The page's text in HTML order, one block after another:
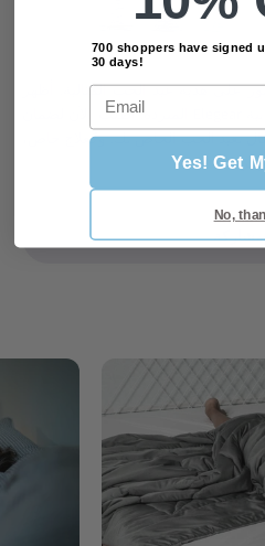
على هدية عيد الحب المثالية. أظهر
لشريكك كم يعني لك ذلك مع بطانية Elegear المبردة. اطلب الآن لضمان
بعيد الحب الخاص بك. وكعلاج خاص،
مشاركة
700 shoppers have signed
30 days!
Email
Yes! Get
No,